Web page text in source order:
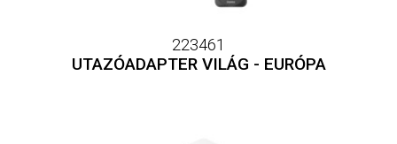
223461
UTAZÓADAPTER VILÁG - EURÓPA